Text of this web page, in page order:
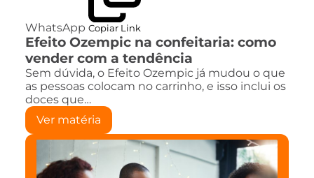
WhatsApp Copiar Link
Efeito Ozempic na confeitaria: como
vender com a tendência
Sem dúvida, o Efeito Ozempic já mudou o que
as pessoas colocam no carrinho, e isso inclui os
doces que…
Ver matéria